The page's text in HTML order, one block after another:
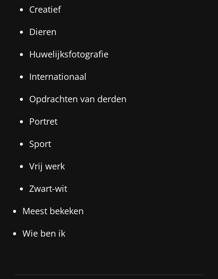
Creatief
Dieren
Huwelijksfotografie
Internationaal
Opdrachten van derden
Portret
Sport
Vrij werk
Zwart-wit
Meest bekeken
Wie ben ik